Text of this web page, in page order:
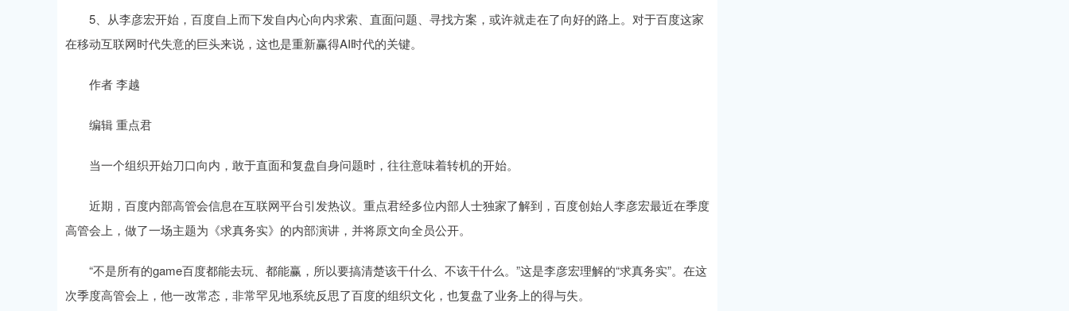
5、从李彦宏开始，百度自上而下发自内心向内求索、直面问题、寻找方案，或许就走在了向好的路上。对于百度这家
在移动互联网时代失意的巨头来说，这也是重新赢得AI时代的关键。
作者 李越
编辑 重点君
当一个组织开始刀口向内，敢于直面和复盘自身问题时，往往意味着转机的开始。
近期，百度内部高管会信息在互联网平台引发热议。重点君经多位内部人士独家了解到，百度创始人李彦宏最近在季度
高管会上，做了一场主题为《求真务实》的内部演讲，并将原文向全员公开。
“不是所有的game百度都能去玩、都能赢，所以要搞清楚该干什么、不该干什么。”这是李彦宏理解的“求真务实”。在这
次季度高管会上，他一改常态，非常罕见地系统反思了百度的组织文化，也复盘了业务上的得与失。